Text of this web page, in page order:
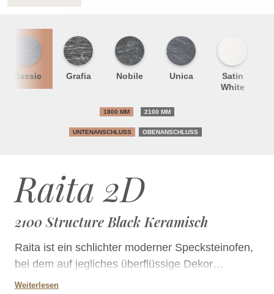
Raita 2D
2100 Structure Black Keramisch
Raita ist ein schlichter moderner Specksteinofen,
bei dem auf jegliches überflüssige Dekor
verzichtet wurde. Für die Oberfläche des Ofens
Weiterlesen
Classic Grafia Nobile Unica
Satin
White
1800 MM 2100 MM
UNTENANSCHLUSS OBENANSCHLUSS